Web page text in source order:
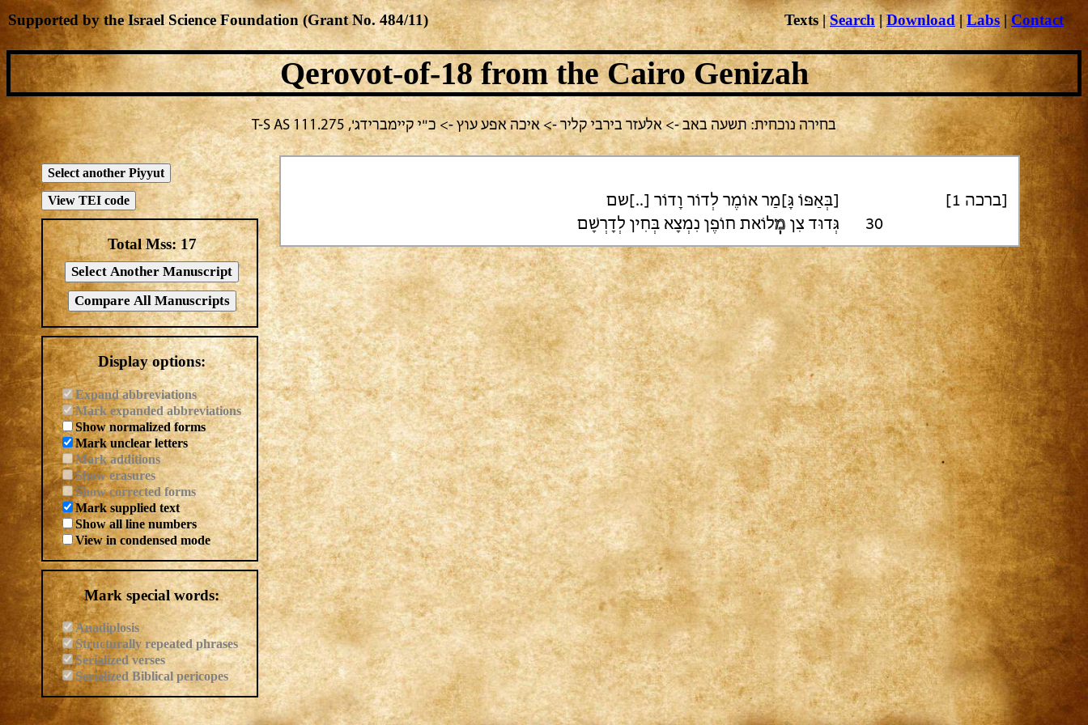
Qerovot-of-18from the Cairo Genizah
בחירה נוכחית: תשעה באב -> אלעזר בירבי קליר -> איכה אפע עוץ -> כ"י קיימברידג', T-S AS 111.275
Total Mss:17
Display options:
Expand abbreviations
Mark expanded abbreviations
Show normalized forms
Mark unclear letters
Mark additions
Show erasures
Show corrected forms
Mark supplied text
Show all line numbers
View in condensed mode
Mark special words:
Anadiplosis
Structurally repeated phrases
Serialized verses
Serialized Biblical pericopes
[ברכה 1]
[בְּאַפּוֹ גָּ]מַר אוֹמֶר לְדוֹר וָדוֹר [..]שם
30
גְּדוּד צִן מְלוֹאת חוֹפֶן נִמְצָא בְּחִין לְדָרְשָׁם
Texts|Search|Download|Labs | Contact
Supported by the Israel Science Foundation (Grant No. 484/11)